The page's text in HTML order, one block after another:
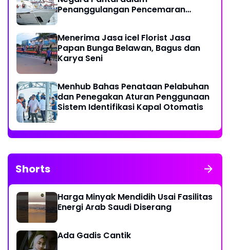
Penanggulangan Pencemaran
Menerima Jasa icel Florist Jasa
Papan Bunga Belawan, Bagus dan
Karya Seni
Menhub Bahas Penataan Pelabuhan
dan Penegakan Aturan Penggunaan
Sistem Identifikasi Kapal Otomatis
Shorts
Harga Minyak Mendidih Usai Fasilitas
Energi Arab Saudi Diserang
Ada Gadis Cantik